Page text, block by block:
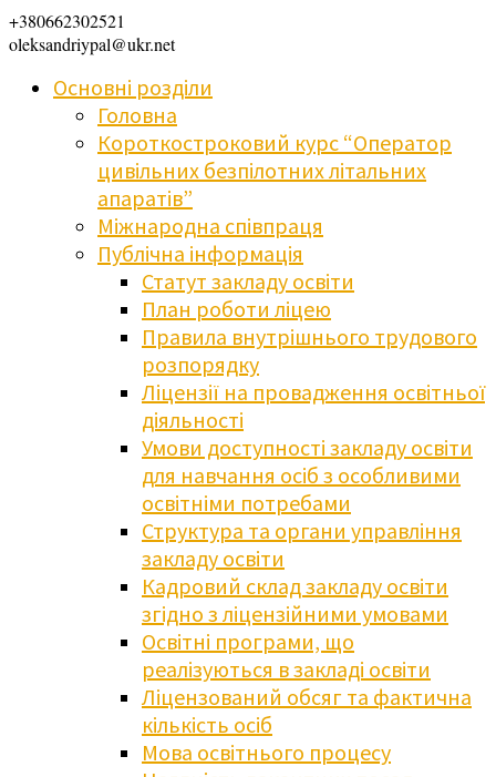
+380662302521
oleksandriypal@ukr.net
Основні розділи
Головна
Короткостроковий курс “Оператор
цивільних безпілотних літальних
апаратів”
Міжнародна співпраця
Публічна інформація
Статут закладу освіти
План роботи ліцею
Правила внутрішнього трудового
розпорядку
Ліцензії на провадження освітньої
діяльності
Умови доступності закладу освіти
для навчання осіб з особливими
освітніми потребами
Структура та органи управління
закладу освіти
Кадровий склад закладу освіти
згідно з ліцензійними умовами
Освітні програми, що
реалізуються в закладі освіти
Ліцензований обсяг та фактична
кількість осіб
Мова освітнього процесу